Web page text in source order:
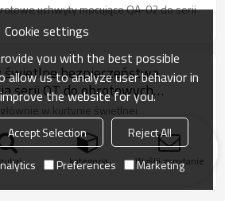
uchwyty mocujące QA-02 do serii
świetlne bezpieczeństwa
serii QT do obrotowych
mocujących QA-01
w kurtynie świetlnej
można obracać nie tylko solidną
dobrą odpornością na wstrząsy
uchwyty mocujące QA-01 do serii
kategoria Wyślij zapytanie
Cookie settings
you with the best possible
allow us to analyze user behavior in
the website for you.
Accept Selection
Reject All
Preferences Marketing